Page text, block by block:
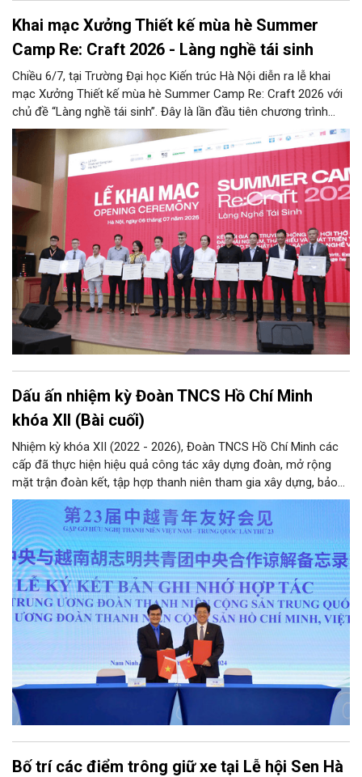
Khai mạc Xưởng Thiết kế mùa hè Summer
Camp Re: Craft 2026 - Làng nghề tái sinh
Chiều 6/7, tại Trường Đại học Kiến trúc Hà Nội diễn ra lễ khai
mạc Xưởng Thiết kế mùa hè Summer Camp Re: Craft 2026 với
chủ đề “Làng nghề tái sinh”. Đây là lần đầu tiên chương trình
được tổ chức tại khu vực phía Bắc, tiếp nối thành công của bốn
mùa tổ chức trước đó (2022 - 2025) tại khu vực phía Nam.
Dấu ấn nhiệm kỳ Đoàn TNCS Hồ Chí Minh
khóa XII (Bài cuối)
Nhiệm kỳ khóa XII (2022 - 2026), Đoàn TNCS Hồ Chí Minh các
cấp đã thực hiện hiệu quả công tác xây dựng đoàn, mở rộng
mặt trận đoàn kết, tập hợp thanh niên tham gia xây dựng, bảo
vệ Đảng và hệ thống chính trị; công tác quốc tế thanh niên;
tham mưu, phối hợp… Qua đó hoàn thành các mục tiêu nghị
quyết Đại hội Đoàn khóa XII đặt ra, hướng tới nhiệm kỳ khóa XIII
với hành động cách mạng thống nhất: “Tuổi trẻ Việt Nam tiên
phong trong kỷ nguyên mới”.
Bố trí các điểm trông giữ xe tại Lễ hội Sen Hà